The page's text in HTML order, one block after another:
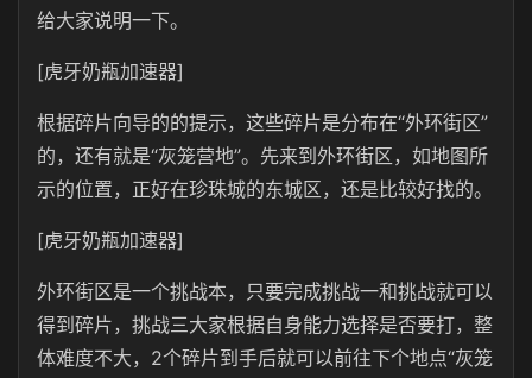
给大家说明一下。
[虎牙奶瓶加速器]
根据碎片向导的的提示，这些碎片是分布在“外环街区”
的，还有就是“灰笼营地”。先来到外环街区，如地图所
示的位置，正好在珍珠城的东城区，还是比较好找的。
[虎牙奶瓶加速器]
外环街区是一个挑战本，只要完成挑战一和挑战就可以
得到碎片，挑战三大家根据自身能力选择是否要打，整
体难度不大，2个碎片到手后就可以前往下个地点“灰笼